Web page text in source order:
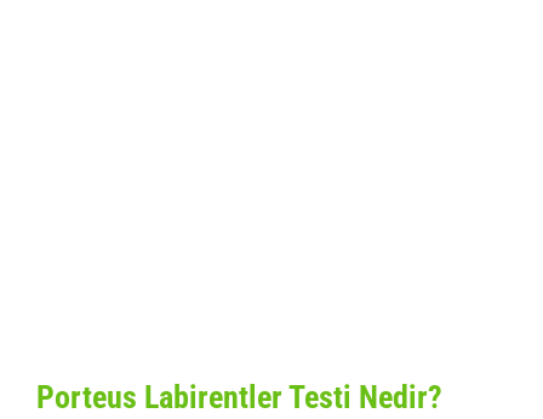
Porteus Labirentler Testi Nedir?